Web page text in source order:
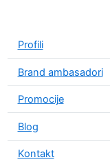
Profili
Brand ambasadori
Promocije
Blog
Kontakt